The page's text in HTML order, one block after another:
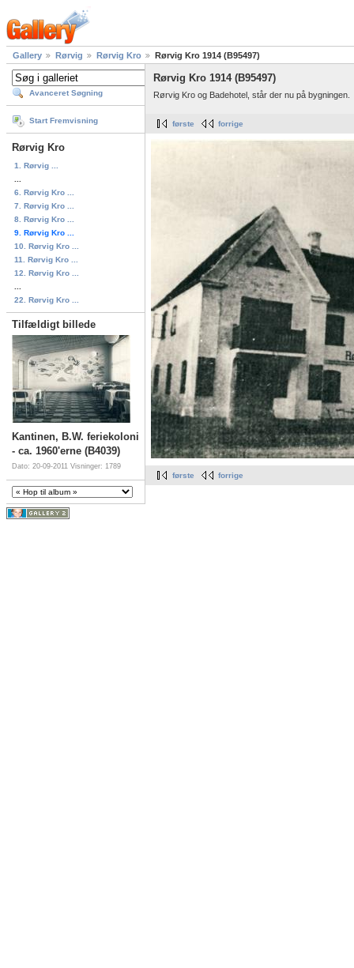
Gallery Rørvig Rørvig Kro Rørvig Kro 1914 (B95497)
Avanceret Søgning
Start Fremvisning
Rørvig Kro
1. Rørvig ...
6. Rørvig Kro ...
7. Rørvig Kro ...
8. Rørvig Kro ...
9. Rørvig Kro ...
10. Rørvig Kro ...
11. Rørvig Kro ...
12. Rørvig Kro ...
22. Rørvig Kro ...
Tilfældigt billede
Kantinen, B.W. feriekoloni
- ca. 1960'erne (B4039)
Dato: 20-09-2011 Visninger: 1789
Rørvig Kro 1914 (B95497)
Rørvig Kro og Badehotel, står der nu på bygningen.
første forrige
første forrige